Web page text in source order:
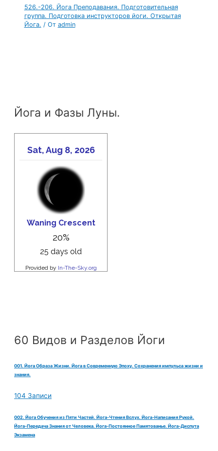
526.-206. Йога Преподавания. Подготовительная
группа. Подготовка инструкторов йоги. Открытая
Йога. / От admin
Йога и Фазы Луны.
60 Видов и Разделов Йоги
001. Йога Образа Жизни. Йога в Современную Эпоху. Сохранения импульса жизни и
знания.
104 Записи
002. Йога Обучения из Пяти Частей. Йога-Чтения Вслух. Йога-Написания Рукой.
Йога-Передача Знания от Человека. Йога-Постоянное Памятованье. Йога-Диспута
Экзамена